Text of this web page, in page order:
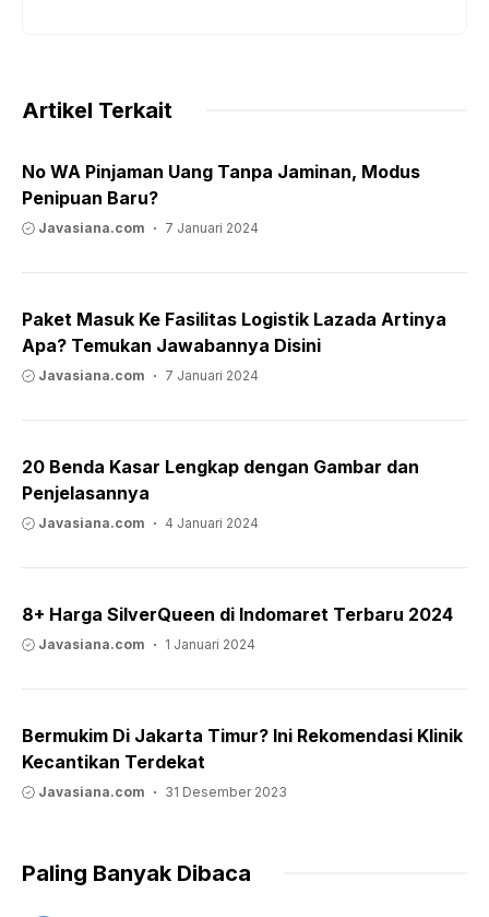
Artikel Terkait
No WA Pinjaman Uang Tanpa Jaminan, Modus
Penipuan Baru?
Javasiana.com 7 Januari 2024
Paket Masuk Ke Fasilitas Logistik Lazada Artinya
Apa? Temukan Jawabannya Disini
Javasiana.com 7 Januari 2024
20 Benda Kasar Lengkap dengan Gambar dan
Penjelasannya
Javasiana.com 4 Januari 2024
8+ Harga SilverQueen di Indomaret Terbaru 2024
Javasiana.com 1 Januari 2024
Bermukim Di Jakarta Timur? Ini Rekomendasi Klinik
Kecantikan Terdekat
Javasiana.com 31 Desember 2023
Paling Banyak Dibaca